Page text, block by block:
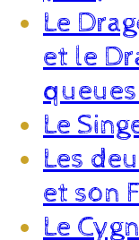
Le
et le
Le
Les
et son
Le